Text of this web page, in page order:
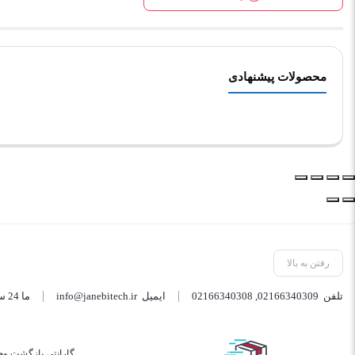
محصولات پیشنهادی
رفتن به بالا
تلفن 02166340309
,
02166340308 ایمیلinfo@janebitech.ir ما 24 ساعته 7 روز هفته پاسخگوی شما هستیم.